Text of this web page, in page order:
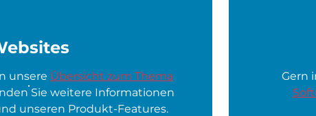
unsere Übersicht zum Thema
Sie weitere Informationen
unseren Produkt-Features.
Gern